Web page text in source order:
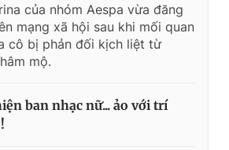
của nhóm Aespa vừa đăng
mạng xã hội sau khi mối quan
cô bị phản đối kịch liệt từ
mộ.
ban nhạc nữ... ảo với trí